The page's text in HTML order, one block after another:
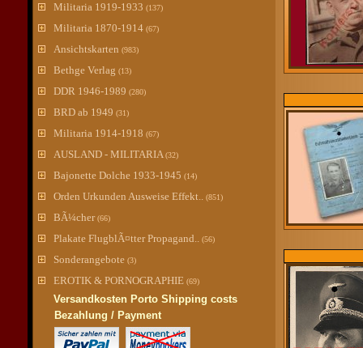
Militaria 1919-1933 (137)
Militaria 1870-1914 (67)
Ansichtskarten (983)
Bethge Verlag (13)
DDR 1946-1989 (280)
BRD ab 1949 (31)
Militaria 1914-1918 (67)
AUSLAND - MILITARIA (32)
Bajonette Dolche 1933-1945 (14)
Orden Urkunden Ausweise Effekt.. (851)
BÃ¼cher (66)
Plakate FlugblÃ¤tter Propagand.. (56)
Sonderangebote (3)
EROTIK & PORNOGRAPHIE (69)
Versandkosten Porto Shipping costs
Bezahlung / Payment